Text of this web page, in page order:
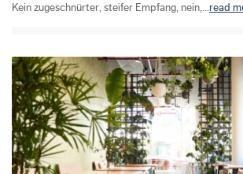
Kein zugeschnürter, steifer Empfang, nein,...read